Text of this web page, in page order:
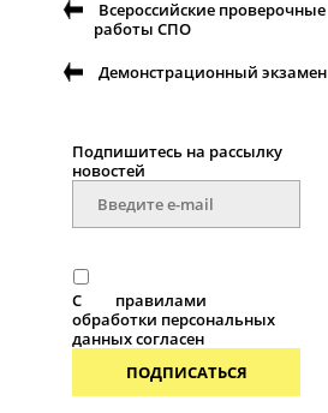
Всероссийские проверочные
работы СПО
Демонстрационный экзамен
Подпишитесь на рассылку
новостей
С
правилами
обработки персональных
данных согласен
ПОДПИСАТЬСЯ